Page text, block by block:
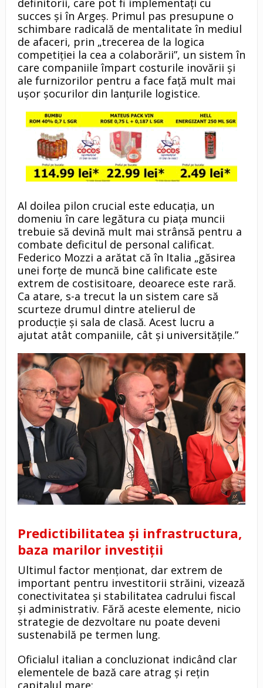
definitorii, care pot fi implementați cu
succes și în Argeș. Primul pas presupune o
schimbare radicală de mentalitate în mediul
de afaceri, prin „trecerea de la logica
competiției la cea a colaborării”, un sistem în
care companiile împart costurile inovării și
ale furnizorilor pentru a face față mult mai
ușor șocurilor din lanțurile logistice.
Al doilea pilon crucial este educația, un
domeniu în care legătura cu piața muncii
trebuie să devină mult mai strânsă pentru a
combate deficitul de personal calificat.
Federico Mozzi a arătat că în Italia „găsirea
unei forțe de muncă bine calificate este
extrem de costisitoare, deoarece este rară.
Ca atare, s-a trecut la un sistem care să
scurteze drumul dintre atelierul de
producție și sala de clasă. Acest lucru a
ajutat atât companiile, cât și universitățile.”
Predictibilitatea și infrastructura,
baza marilor investiții
Ultimul factor menționat, dar extrem de
important pentru investitorii străini, vizează
conectivitatea și stabilitatea cadrului fiscal
și administrativ. Fără aceste elemente, nicio
strategie de dezvoltare nu poate deveni
sustenabilă pe termen lung.
Oficialul italian a concluzionat indicând clar
elementele de bază care atrag și rețin